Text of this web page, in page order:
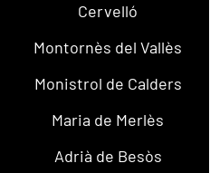
Cervelló
Montornès del Vallès
Monistrol de Calders
Maria de Merlès
Adrià de Besòs